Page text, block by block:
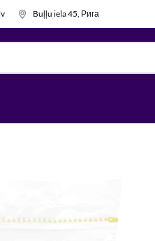
Buļļu iela 45, Рига